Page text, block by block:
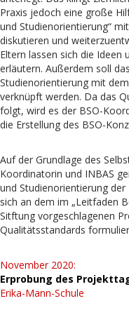
Praxis jedoch eine große
und Studienorientierung“
diskutieren und
Eltern lassen sich die Ideen
erläutern. Außerdem soll
Studienorientierung mit
verknüpft werden. Da das
folgt, wird es der BSO-
die Erstellung des BSO-
Auf der Grundlage des
Koordinatorin und INBAS
und Studienorientierung
sich an dem im „Leitfaden
Sitftung vorgeschlagenen
Qualitätsstandards
November 2020:
Erprobung des
Erika-Mann-Schule